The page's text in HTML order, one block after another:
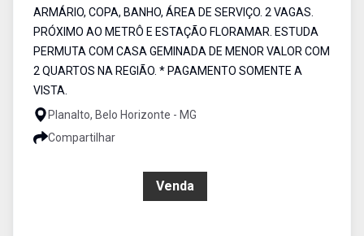
ARMÁRIO, COPA, BANHO, ÁREA DE SERVIÇO. 2 VAGAS.
PRÓXIMO AO METRÔ E ESTAÇÃO FLORAMAR. ESTUDA
PERMUTA COM CASA GEMINADA DE MENOR VALOR COM
2 QUARTOS NA REGIÃO. * PAGAMENTO SOMENTE A
VISTA.
Planalto, Belo Horizonte - MG
Compartilhar
Venda